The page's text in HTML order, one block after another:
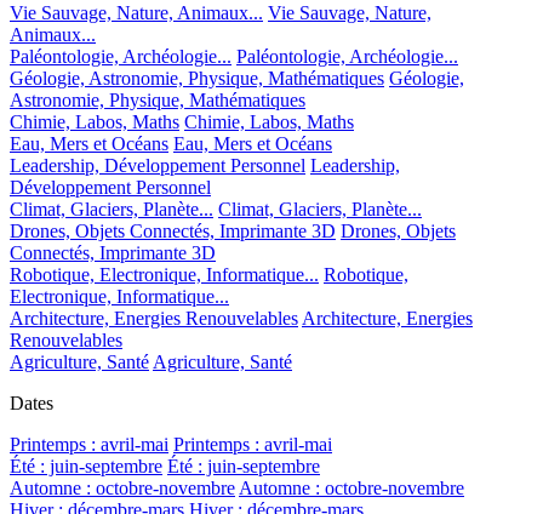
Vie Sauvage, Nature, Animaux... Vie Sauvage, Nature,
Animaux...
Paléontologie, Archéologie... Paléontologie, Archéologie...
Géologie, Astronomie, Physique, Mathématiques Géologie,
Astronomie, Physique, Mathématiques
Chimie, Labos, Maths Chimie, Labos, Maths
Eau, Mers et Océans Eau, Mers et Océans
Leadership, Développement Personnel Leadership,
Développement Personnel
Climat, Glaciers, Planète... Climat, Glaciers, Planète...
Drones, Objets Connectés, Imprimante 3D Drones, Objets
Connectés, Imprimante 3D
Robotique, Electronique, Informatique... Robotique,
Electronique, Informatique...
Architecture, Energies Renouvelables Architecture, Energies
Renouvelables
Agriculture, Santé Agriculture, Santé
Dates
Printemps : avril-mai Printemps : avril-mai
Été : juin-septembre Été : juin-septembre
Automne : octobre-novembre Automne : octobre-novembre
Hiver : décembre-mars Hiver : décembre-mars